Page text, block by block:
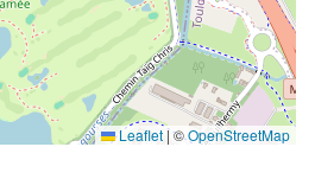
Leaflet |©OpenStreetMap